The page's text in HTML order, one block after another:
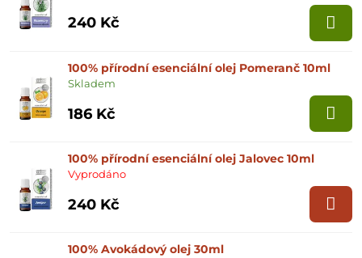
240 Kč
100% přírodní esenciální olej Pomeranč 10ml
Skladem
186 Kč
100% přírodní esenciální olej Jalovec 10ml
Vyprodáno
240 Kč
100% Avokádový olej 30ml